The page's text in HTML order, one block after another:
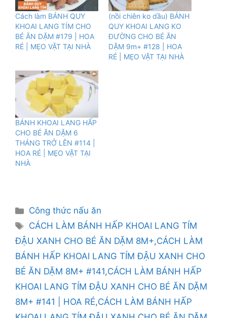
Cách làm BÁNH QUY
KHOAI LANG TÍM CHO
BÉ ĂN DẶM #179 | HOA
RÉ | MẸO VẶT TẠI NHÀ
(nồi chiên ko dầu) BÁNH
QUY KHOAI LANG KO
ĐƯỜNG CHO BÉ ĂN
DẶM 9m+ #128 | HOA
RÉ | MẸO VẶT TẠI NHÀ
BÁNH KHOAI LANG HẤP
CHO BÉ ĂN DẶM 6
THÁNG TRỞ LÊN #114 |
HOA RÉ | MẸO VẶT TẠI
NHÀ
Danh
mục
Công thức nấu ăn
Thẻ
CÁCH LÀM BÁNH HẤP KHOAI LANG TÍM
ĐẬU XANH CHO BÉ ĂN DẶM 8M+,CÁCH LÀM
BÁNH HẤP KHOAI LANG TÍM ĐẬU XANH CHO
BÉ ĂN DẶM 8M+ #141,CÁCH LÀM BÁNH HẤP
KHOAI LANG TÍM ĐẬU XANH CHO BÉ ĂN DẶM
8M+ #141 | HOA RÉ,CÁCH LÀM BÁNH HẤP